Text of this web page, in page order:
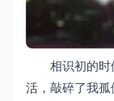
相识初的时
活，敲碎了我